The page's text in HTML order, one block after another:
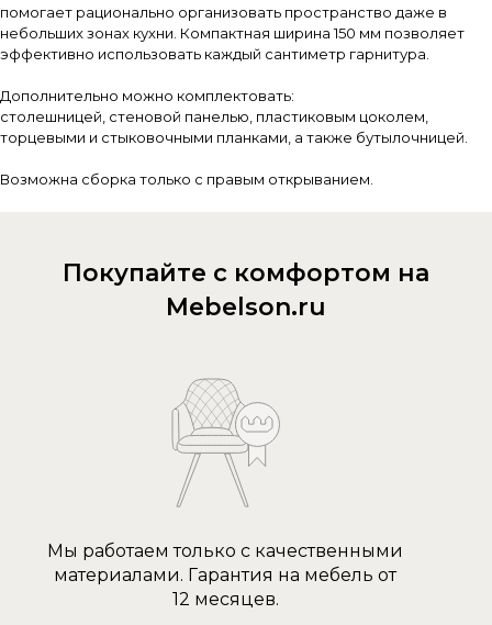
помогает рационально организовать пространство даже в
небольших зонах кухни. Компактная ширина 150 мм позволяет
эффективно использовать каждый сантиметр гарнитура.
Дополнительно можно комплектовать:
столешницей, стеновой панелью, пластиковым цоколем,
торцевыми и стыковочными планками, а также бутылочницей.
Возможна сборка только с правым открыванием.
Покупайте с комфортом на
Mebelson.ru
Мы работаем только с качественными
материалами. Гарантия на мебель от
12 месяцев.